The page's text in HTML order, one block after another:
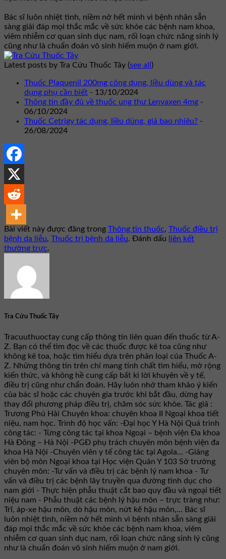
Bác sĩ luôn nhiệt tình, niềm nở hết mình vì bệnh nhân sẵn
sàng giải đáp mọi thắc mắc về sức khỏe các bệnh nam khoa,
viêm nhiễm cơ quan sinh dục nam, rối loạn chức năng sinh lý
cũng như là chuẩn đoán vô sinh hiếm muộn ở nam giới.
Latest posts by Tra Cứu Thuốc Tây (see all )
Thuốc Plaquenil 200mg công dụng, liều dùng và tác
dụng phụ cần biết - 13/10/2024
Thông tin đầy đủ về thuốc ung thư Lenvaxen 4mg -
06/10/2024
Thuốc Cetrigy tác dụng, liều dùng, giá bao nhiêu? -
26/08/2024
Bài viết này được đăng trong Thông tin thuốc, Thuốc điều trị
bệnh da liễu, Thuốc trị bệnh da liễu. Đánh dấu
liên kết
thường trực.
Tra Cứu Thuốc Tây
Tracuuthuoctay cung cấp thông tin liên quan đến thuốc từ A-
Z. Bạn có thể tìm đọc về các thuốc được kê toa cũng như
không kê toa, hoặc tìm hiểu dựa trên phân loại của Thuốc A-
Z. Những thông tin trên chỉ mang tính chất tìm hiểu, mở rộng
kiến thức, và không hề cung cấp bất kì lời khuyên về y tế,
điều trị cũng như chẩn đoán. Hãy luôn nhớ tham khảo ý kiến
của bác sĩ hoặc các chuyên gia trước khi bắt đầu, dừng hay
thay đổi phương pháp điều trị, chăm sóc sức khỏe. Tác giả :
Trương Phú Hải Chuyên khoa: chuyên khoa II Ngoại khoa tiết
niệu, nam học. Trình độ học vấn: -Đại học Y Hà Nội Quá trình
công tác: - Từng công tác tại khoa Ngoại – bệnh viện Đa khoa
Hà Đông – Hà Nội -PGĐ phụ trách chuyên môn bệnh viện đa
khoa Hà Nội -Chuyên viên y tế công tác tại Agola... -Giảng
viên bộ môn Ngoại khoa tại Học viện Quân Y 103 Sở trưởng
chuyên môn: -Tư vấn và điều trị các bệnh lý nam khoa - Tư
vấn và điều trị các bệnh lây truyền qua đường tình dục cho
nam giới - Thực hiện phẫu thuật cắt bao quy đầu và ngoại tiết
niệu nam - Phẫu thuật các bệnh lý hậu môn – trực tràng như:
Trĩ, áp-xe hậu môn, dò hậu môn, nứt kẽ hậu môn,... Bác sĩ
luôn nhiệt tình, niềm nở hết mình vì bệnh nhân sẵn sàng giải
đáp mọi thắc mắc về sức khỏe các bệnh nam khoa, viêm
nhiễm cơ quan sinh dục nam, rối loạn chức năng sinh lý cũng
như là chuẩn đoán vô sinh hiếm muộn ở nam giới.